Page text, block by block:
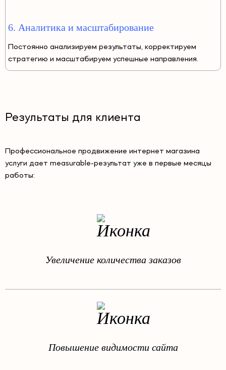
6. Аналитика и масштабирование
Постоянно анализируем результаты, корректируем
стратегию и масштабируем успешные направления.
Результаты для клиента
Профессиональное продвижение интернет магазина
услуги дает measurable-результат уже в первые месяцы
работы:
Увеличение количества заказов
Повышение видимости сайта